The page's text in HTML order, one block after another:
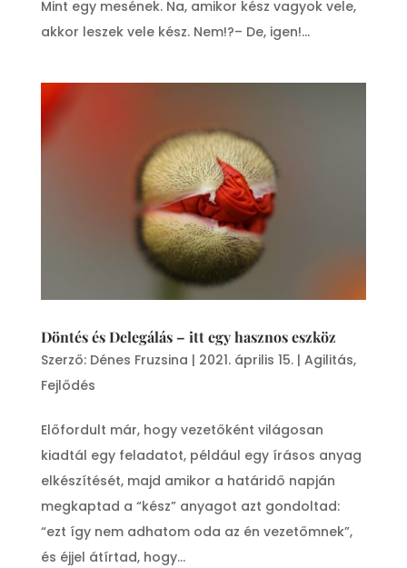
Mint egy mesének. Na, amikor kész vagyok vele,
akkor leszek vele kész. Nem!?– De, igen!...
Döntés és Delegálás – itt egy hasznos eszköz
Szerző: Dénes Fruzsina | 2021. április 15.| Agilitás,
Fejlődés
Előfordult már, hogy vezetőként világosan
kiadtál egy feladatot, például egy írásos anyag
elkészítését, majd amikor a határidő napján
megkaptad a “kész” anyagot azt gondoltad:
“ezt így nem adhatom oda az én vezetőmnek”,
és éjjel átírtad, hogy...